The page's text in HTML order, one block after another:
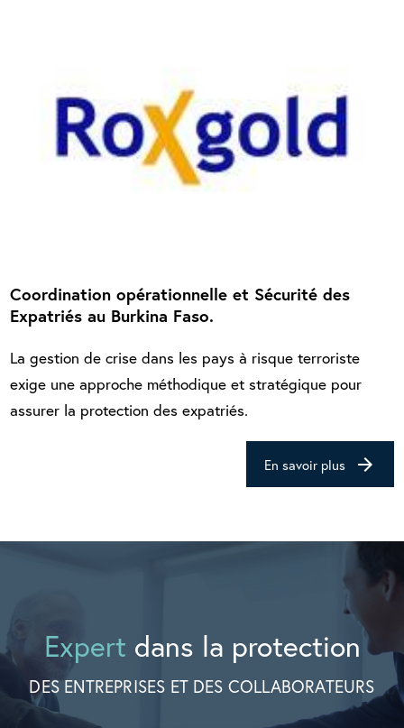
Coordination opérationnelle et Sécurité des
Expatriés au Burkina Faso.
La gestion de crise dans les pays à risque terroriste
exige une approche méthodique et stratégique pour
assurer la protection des expatriés.
En savoir plus arrow_forward
Expert dans la protection
DES ENTREPRISES ET DES COLLABORATEURS